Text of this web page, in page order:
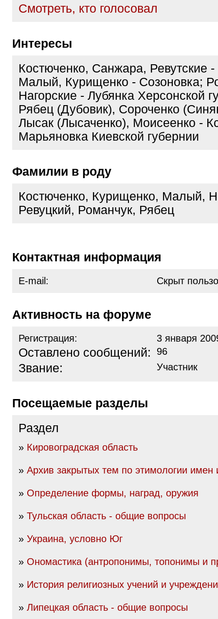
Cмотреть, кто голосовал
Интересы
Костюченко, Санжара, Ревутские
Малый, Курищенко - Созоновка;
Нагорские - Лубянка Херсонской
Рябец (Дубовик), Сороченко
Лысак (Лысаченко), Моисеенко -
Марьяновка Киевской губернии
Фамилии в роду
Костюченко, Курищенко, Малый,
Ревуцкий, Романчук, Рябец
Контактная информация
E-mail: Скрыт
Активность на форуме
Регистрация: 3 января
Оставлено сообщений: 96
Звание: Участник
Посещаемые разделы
Раздел
» Кировоградская область
» Архив закрытых тем по этимологии
» Определение формы, наград, оружия
» Тульская область - общие вопросы
» Украина, условно Юг
» Ономастика (антропонимы, топонимы и
» История религиозных учений и
» Липецкая область - общие вопросы